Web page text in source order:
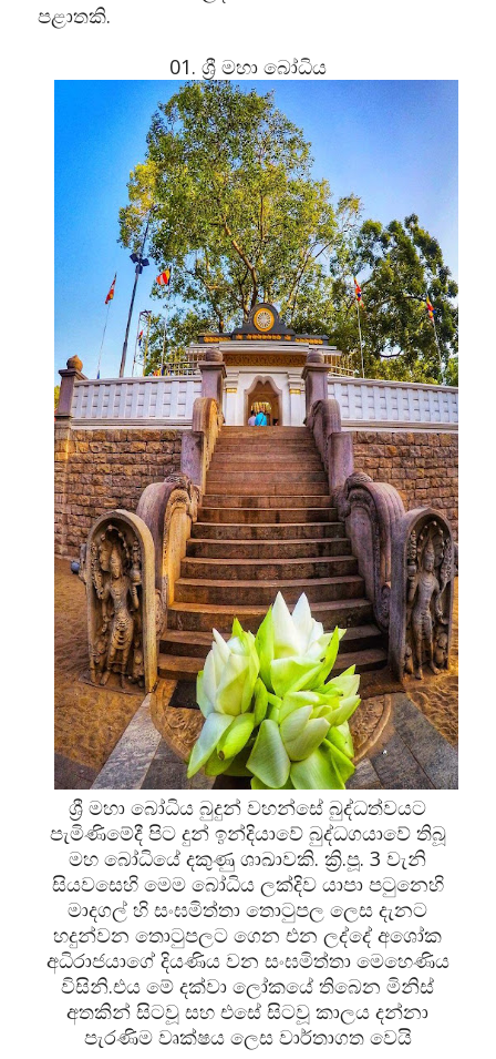
පළාතකි.
01. ශ්‍රී මහා බෝධිය
ශ්‍රී මහා බෝධිය බුදුන් වහන්සේ බුද්ධත්වයට
පැමිණිමේදී පිට දුන් ඉන්දියාවේ බුද්ධගයාවේ තිබූ
මහ බෝධියේ දකුණු ශාඛාවකි. ක්‍රි.පූ. 3 වැනි
සියවසෙහි මෙම බෝධිය ලක්දිව යාපා පටුනෙහි
මාදගල් හි සංඝමිත්තා තොටුපල ලෙස දැනට
හදුන්වන තොටුපලට ගෙන එන ලද්දේ අශෝක
අධිරාජයාගේ දියණිය වන සංඝමිත්තා මෙහෙණිය
විසිනි.එය මේ දක්වා ලෝකයේ තිබෙන මිනිස්
අතකින් සිටවූ සහ එසේ සිට‍වූ කාලය දන්නා
පැරණිම වෘක්ෂය ලෙස වාර්තාගත වෙයි